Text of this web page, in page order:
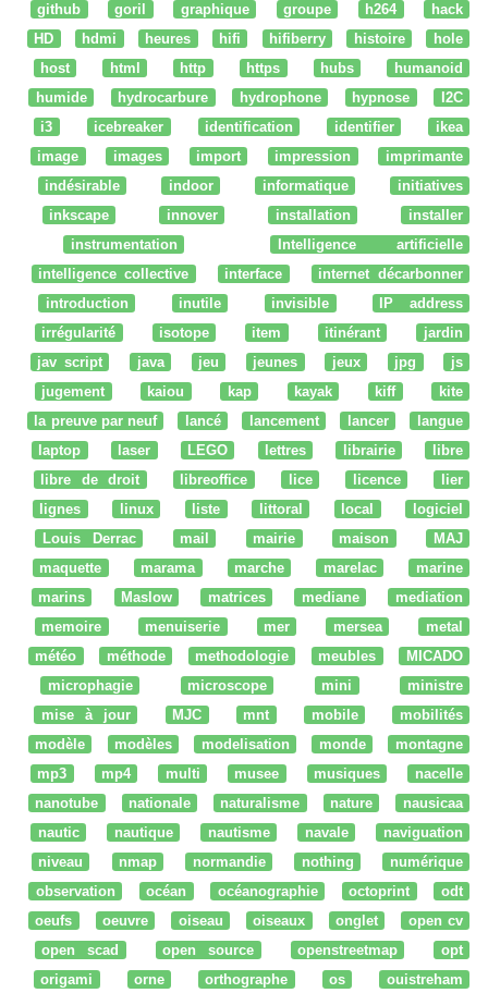
github goril graphique groupe h264
hack
HD
hdmi heures hifi hifiberry histoire
hole
host
html http https hubs
humanoid
humide
hydrocarbure hydrophone hypnose
I2C
i3
icebreaker identification identifier
ikea
image
images import impression
imprimante
indésirable
indoor informatique
initiatives
inkscape
innover installation
installer
instrumentation
Intelligence artificielle
intelligence collective
interface
internet décarbonner
introduction
inutile invisible
IP address
irrégularité
isotope item itinérant
jardin
jav script
java jeu jeunes jeux jpg
js
jugement
kaiou kap kayak kiff
kite
la preuve par neuf
lancé lancement lancer
langue
laptop
laser LEGO lettres librairie
libre
libre de droit
libreoffice lice licence
lier
lignes
linux liste littoral local
logiciel
Louis Derrac
mail mairie maison
MAJ
maquette
marama marche marelac
marine
marins
Maslow matrices mediane
mediation
memoire
menuiserie mer mersea
metal
météo
méthode methodologie meubles
MICADO
microphagie
microscope mini
ministre
mise à jour
MJC mnt mobile
mobilités
modèle
modèles modelisation monde
montagne
mp3
mp4 multi musee musiques
nacelle
nanotube
nationale naturalisme nature
nausicaa
nautic
nautique nautisme navale
naviguation
niveau
nmap normandie nothing
numérique
observation
océan océanographie octoprint
odt
oeufs
oeuvre oiseau oiseaux onglet
open cv
open scad
open source openstreetmap
opt
origami
orne orthographe os
ouistreham